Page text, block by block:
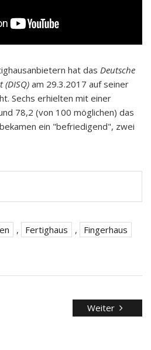
hat das Deutsche
am 29.3.2017 auf seiner
Sechs erhielten mit einer
78,2 (von 100 möglichen) das
ein "befriedigend", zwei
, Fertighaus , Fingerhaus
Weiter